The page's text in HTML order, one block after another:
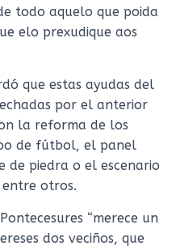
todo aquelo que poida
elo prexudique aos
que estas ayudas del
por el anterior
la reforma de los
de fútbol, el panel
de piedra o el escenario
otros.
“merece un
dos veciños, que